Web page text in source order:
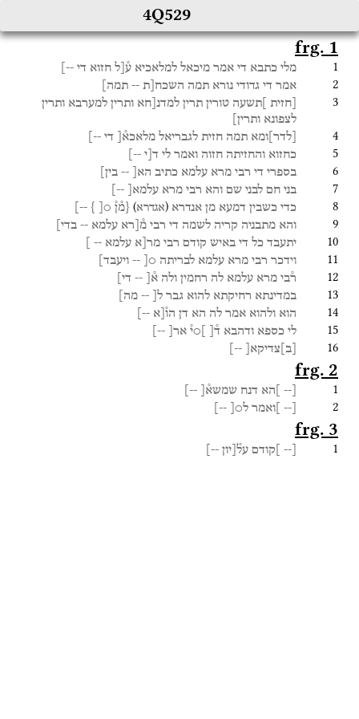
4Q529
frg. 1
1 מלי כתבא די אמר מיכאל למלאכיא ע֯[ל חזוא די --]
2 אמר די גדודי נורא תמה השכח[ת -- תמה]
3 [חזית ]תשעה טורין תרין למדנ[חא ותרין למערבא ותרין
לצפונא ותרין]
4 לדר ומא תמה חזית לגבריאל מלאכא֯[ די --]
5 כחזוא והחזיתה חזוה ואמר לי ד[י --]
6 בספרי די רבי מרא עלמא כתיב הא[ -- בין]
7 בני חם לבני שם והא רבי מרא עלמא[ --]
8 כדי כשבין דמעא מן אנדרא (אגדרא) {מ֯ן֯ ○[ }
--]
9 והא מתבניה קריה לשמה די רבי מ֯[רא עלמא -- בדי]
10 יתעבד כל די באיש קודם רבי מר[א עלמא -- ]
11 וידכר רבי מרא עלמא לבריתה ○[
-- ויעבד]
12 ר֯בי מרא עלמא לה רחמין ולה א֯[ -- די]
13 במדינתא רחיקתא להוא גבר ל[ -- מה]
14 הוא ולהוא אמר לה הא דן הו֯[א --]
15 לי כספא ודהבא ד֯ ○י֯ אר[ --]
16 ב צדיקא[ --]
frg. 2
1
[-- ]הא דנח שמשא֯[ --]
2
[-- ]ואמר ל○[ --]
frg. 3
1
[-- ]קודם על֯[יון --]